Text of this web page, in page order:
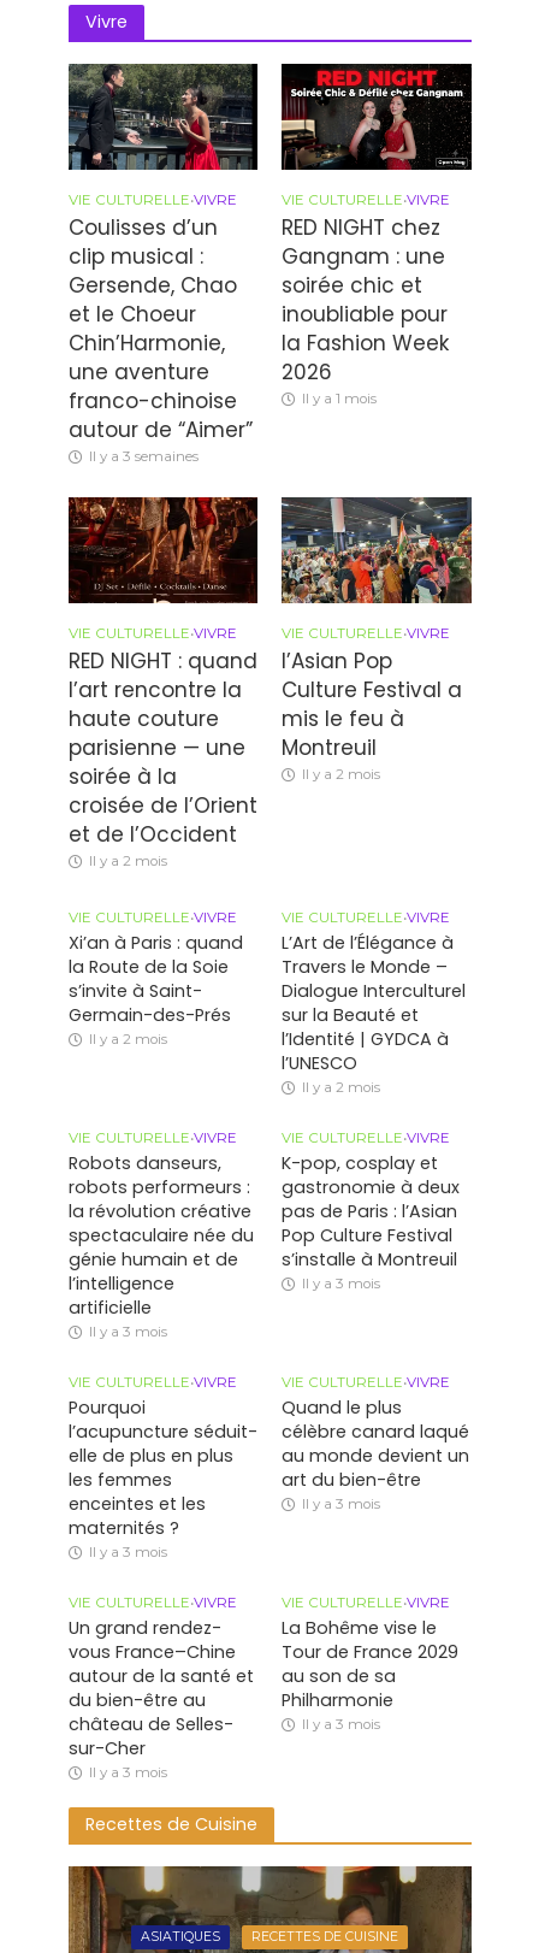
Vivre
VIE CULTURELLE•VIVRE
Coulisses d’un
clip musical :
Gersende, Chao
et le Choeur
Chin’Harmonie,
une aventure
franco-chinoise
autour de “Aimer”
Il y a 3 semaines
VIE CULTURELLE•VIVRE
RED NIGHT chez
Gangnam : une
soirée chic et
inoubliable pour
la Fashion Week
2026
Il y a 1 mois
VIE CULTURELLE•VIVRE
RED NIGHT : quand
l’art rencontre la
haute couture
parisienne — une
soirée à la
croisée de l’Orient
et de l’Occident
Il y a 2 mois
VIE CULTURELLE•VIVRE
l’Asian Pop
Culture Festival a
mis le feu à
Montreuil
Il y a 2 mois
VIE CULTURELLE•VIVRE
Xi’an à Paris : quand
la Route de la Soie
s’invite à Saint-
Germain-des-Prés
Il y a 2 mois
VIE CULTURELLE•VIVRE
L’Art de l’Élégance à
Travers le Monde –
Dialogue Interculturel
sur la Beauté et
l’Identité | GYDCA à
l’UNESCO
Il y a 2 mois
VIE CULTURELLE•VIVRE
Robots danseurs,
robots performeurs :
la révolution créative
spectaculaire née du
génie humain et de
l’intelligence
artificielle
Il y a 3 mois
VIE CULTURELLE•VIVRE
K-pop, cosplay et
gastronomie à deux
pas de Paris : l’Asian
Pop Culture Festival
s’installe à Montreuil
Il y a 3 mois
VIE CULTURELLE•VIVRE
Pourquoi
l’acupuncture séduit-
elle de plus en plus
les femmes
enceintes et les
maternités ?
Il y a 3 mois
VIE CULTURELLE•VIVRE
Quand le plus
célèbre canard laqué
au monde devient un
art du bien-être
Il y a 3 mois
VIE CULTURELLE•VIVRE
Un grand rendez-
vous France–Chine
autour de la santé et
du bien-être au
château de Selles-
sur-Cher
Il y a 3 mois
VIE CULTURELLE•VIVRE
La Bohême vise le
Tour de France 2029
au son de sa
Philharmonie
Il y a 3 mois
Recettes de Cuisine
ASIATIQUES RECETTES DE CUISINE